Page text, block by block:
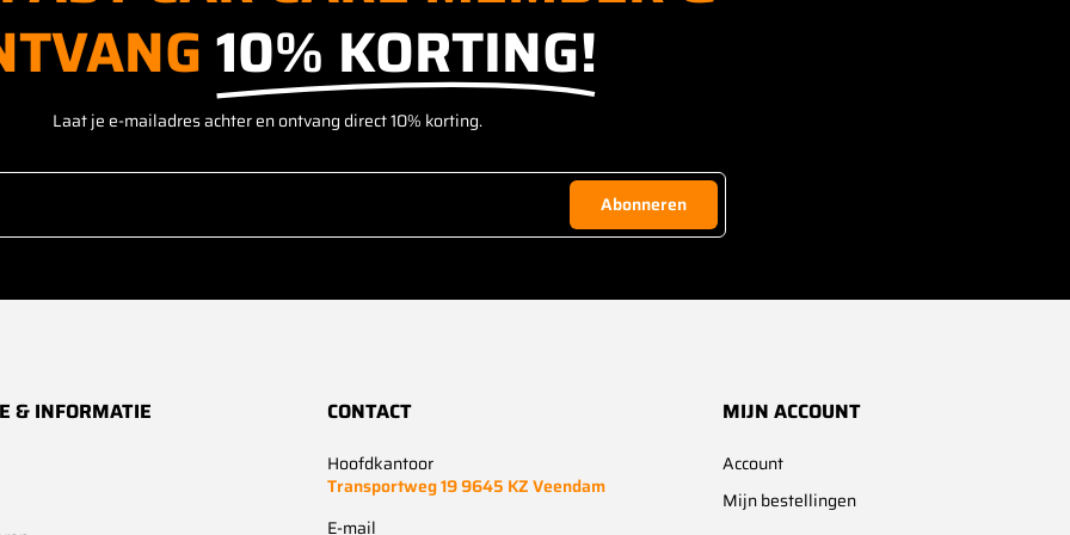
10% KORTING!
Laat je e-mailadres achter en ontvang direct 10% korting.
Abonneren
& INFORMATIE CONTACT
Hoofdkantoor
Transportweg 19 9645 KZ Veendam
E-mail
MIJN ACCOUNT
Account
Mijn bestellingen